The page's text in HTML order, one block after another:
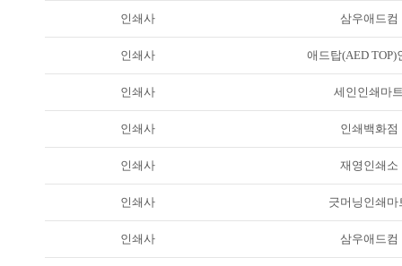
인쇄사 삼우애드컴
인쇄사 애드탑(AED TOP)
인쇄사 세인인쇄마
인쇄사 인쇄백화점
인쇄사 재영인쇄소
인쇄사 긋머닝인쇄마
인쇄사 삼우애드컴